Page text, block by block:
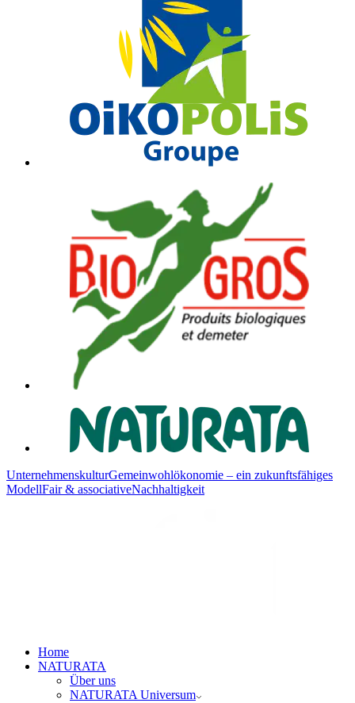
UnternehmenskulturGemeinwohlökonomie – ein zukunftsfähiges
ModellFair & associativeNachhaltigkeit
Home
NATURATA
Über uns
NATURATA Universum